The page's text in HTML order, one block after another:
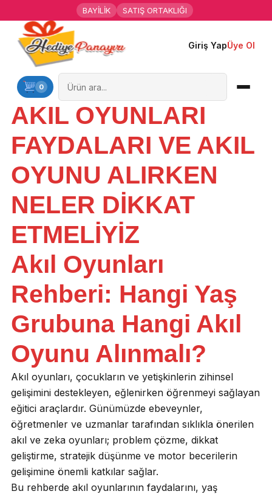
BAYİLİK SATIŞ ORTAKLIĞI
Giriş YapÜye Ol
0
Ana Sayfa
Kişiye Özel Hediyeler
Hediyen Kime
Mesleklere Özel Hediyeler
Özel Günler
Öğrenci Motivasyon Hediyeleri
Yaka Rozeti
Farklı Hediyeler
AKIL OYUNLARI
FAYDALARI VE AKIL
OYUNU ALIRKEN
NELER DİKKAT
ETMELİYİZ
Akıl Oyunları
Rehberi: Hangi Yaş
Grubuna Hangi Akıl
Oyunu Alınmalı?
Akıl oyunları, çocukların ve yetişkinlerin zihinsel
gelişimini destekleyen, eğlenirken öğrenmeyi sağlayan
eğitici araçlardır. Günümüzde ebeveynler,
öğretmenler ve uzmanlar tarafından sıklıkla önerilen
akıl ve zeka oyunları; problem çözme, dikkat
geliştirme, stratejik düşünme ve motor becerilerin
gelişimine önemli katkılar sağlar.
Bu rehberde akıl oyunlarının faydalarını, yaş